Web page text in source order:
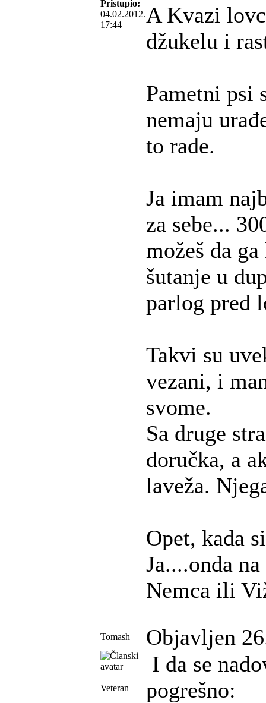
Pristupio:
04.02.2012.
17:44
A Kvazi
džukelu i
Pametni psi
nemaju
to rade.
Ja imam
za sebe...
možeš da
šutanje u
parlog pred
Takvi su
vezani, i
svome.
Sa druge
doručka, a
laveža.
Opet, kada
Ja....onda
Nemca ili
Tomash Objavljen
Veteran
I da se
pogrešno: